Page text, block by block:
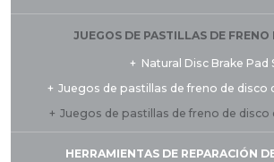
JUEGOS DE PASTILLAS DE FRENO
Natural Disc Brake Pad
Juegos de pastillas de freno de disco
Juegos de pastillas de freno de disco
HERRAMIENTAS DE REPARACIÓN